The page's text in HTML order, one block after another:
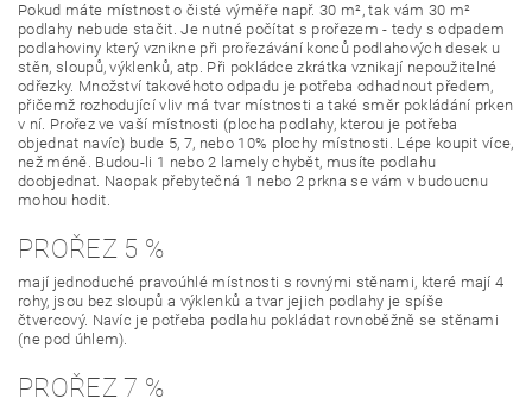
Pokud máte místnost o čisté výměře např. 30 m², tak vám 30 m²
podlahy nebude stačit. Je nutné počítat s prořezem - tedy s odpadem
podlahoviny který vznikne při prořezávání konců podlahových desek u
stěn, sloupů, výklenků, atp. Při pokládce zkrátka vznikají nepoužitelné
odřezky. Množství takovéhoto odpadu je potřeba odhadnout předem,
přičemž rozhodující vliv má tvar místnosti a také směr pokládání prken
v ní. Prořez ve vaší místnosti (plocha podlahy, kterou je potřeba
objednat navíc) bude 5, 7, nebo 10% plochy místnosti. Lépe koupit více,
než méně. Budou-li 1 nebo 2 lamely chybět, musíte podlahu
doobjednat. Naopak přebytečná 1 nebo 2 prkna se vám v budoucnu
mohou hodit.
PROŘEZ 5 %
mají jednoduché pravoúhlé místnosti s rovnými stěnami, které mají 4
rohy, jsou bez sloupů a výklenků a tvar jejich podlahy je spíše
čtvercový. Navíc je potřeba podlahu pokládat rovnoběžně se stěnami
(ne pod úhlem).
PROŘEZ 7 %